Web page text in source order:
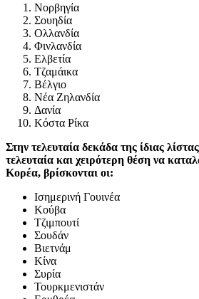
Νορβηγία
Σουηδία
Ολλανδία
Φινλανδία
Ελβετία
Τζαμάικα
Βέλγιο
Νέα Ζηλανδία
Δανία
Κόστα Ρίκα
Στην τελευταία δεκάδα της ίδιας
τελευταία και χειρότερη θέση να
Κορέα, βρίσκονται οι:
Ισημερινή Γουινέα
Κούβα
Τζιμπουτί
Σουδάν
Βιετνάμ
Κίνα
Συρία
Τουρκμενιστάν